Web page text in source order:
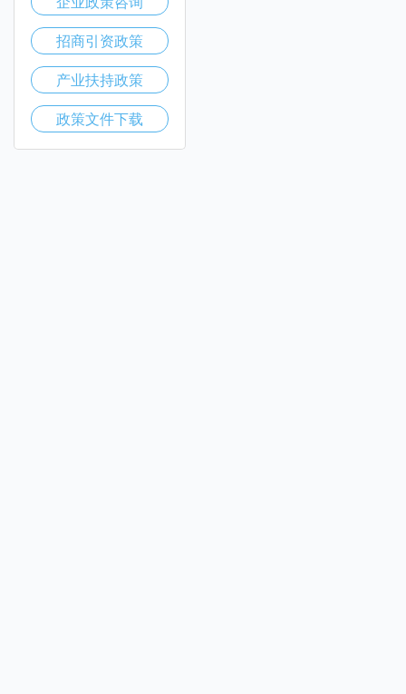
招商引资政策
产业扶持政策
政策文件下载